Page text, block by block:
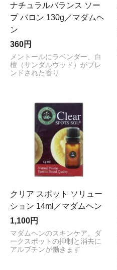
ナチュラルバランス ソー
プ バロン 130g／マダムヘ
ン
360円
メントールにラベンダー、白
檀（サンダルウッド）がブレ
ンドされた香り
クリア スポット ソリュー
ション 14ml／マダムヘン
1,100円
マダムヘンのスキンケア。ダ
ークスポットの抑制と消去に
アルブチンが働きます